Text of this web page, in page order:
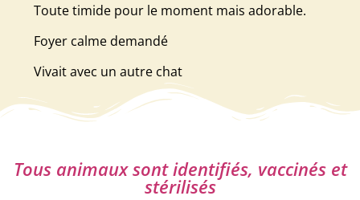
Toute timide pour le moment mais adorable.
Foyer calme demandé
Vivait avec un autre chat
Tous animaux sont identifiés, vaccinés et
stérilisés